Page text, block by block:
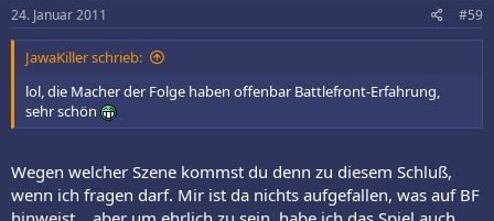
24. Januar 2011 #59
JawaKiller schrieb:
lol, die Macher der Folge haben offenbar Battlefront-Erfahrung,
sehr schön
Wegen welcher Szene kommst du denn zu diesem Schluß,
wenn ich fragen darf. Mir ist da nichts aufgefallen, was auf BF